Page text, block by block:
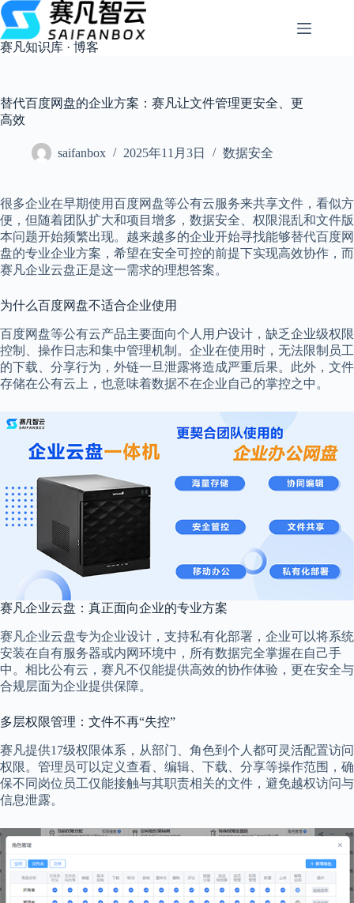
跳
过
内
容
赛凡知识库 · 博客
替代百度网盘的企业方案：赛凡让文件管理更安全、更
高效
saifanbox 2025年11月3日 数据安全
很多企业在早期使用百度网盘等公有云服务来共享文件，看似方
便，但随着团队扩大和项目增多，数据安全、权限混乱和文件版
本问题开始频繁出现。越来越多的企业开始寻找能够替代百度网
盘的专业企业方案，希望在安全可控的前提下实现高效协作，而
赛凡企业云盘正是这一需求的理想答案。
为什么百度网盘不适合企业使用
百度网盘等公有云产品主要面向个人用户设计，缺乏企业级权限
控制、操作日志和集中管理机制。企业在使用时，无法限制员工
的下载、分享行为，外链一旦泄露将造成严重后果。此外，文件
存储在公有云上，也意味着数据不在企业自己的掌控之中。
赛凡企业云盘：真正面向企业的专业方案
赛凡企业云盘专为企业设计，支持私有化部署，企业可以将系统
安装在自有服务器或内网环境中，所有数据完全掌握在自己手
中。相比公有云，赛凡不仅能提供高效的协作体验，更在安全与
合规层面为企业提供保障。
多层权限管理：文件不再“失控”
赛凡提供17级权限体系，从部门、角色到个人都可灵活配置访问
权限。管理员可以定义查看、编辑、下载、分享等操作范围，确
保不同岗位员工仅能接触与其职责相关的文件，避免越权访问与
信息泄露。